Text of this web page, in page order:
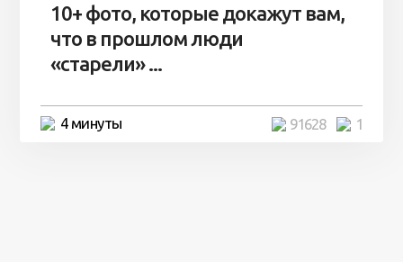
10+ фото, которые докажут вам,
что в прошлом люди
«старели» ...
4 минуты 1
91628